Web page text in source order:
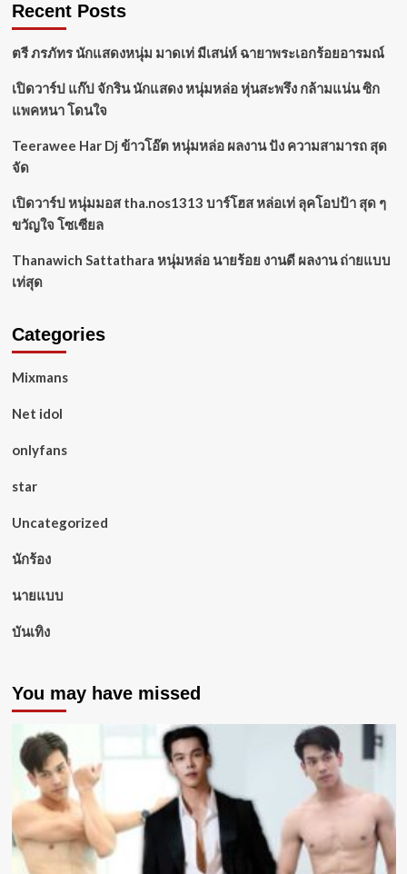
Recent Posts
ตรี ภรภัทร นักแสดงหนุ่ม มาดเท่ มีเสน่ห์ ฉายาพระเอกร้อยอารมณ์
เปิดวาร์ป แก๊ป จักริน นักแสดง หนุ่มหล่อ หุ่นสะพรึง กล้ามแน่น ซิก
แพคหนา โดนใจ
Teerawee Har Dj ข้าวโอ๊ต หนุ่มหล่อ ผลงาน ปัง ความสามารถ สุด
จัด
เปิดวาร์ป หนุ่มมอส tha.nos1313 บาร์โฮส หล่อเท่ ลุคโอปป้า สุด ๆ
ขวัญใจ โซเซียล
Thanawich Sattathara หนุ่มหล่อ นายร้อย งานดี ผลงาน ถ่ายแบบ
เท่สุด
Categories
Mixmans
Net idol
onlyfans
star
Uncategorized
นักร้อง
นายแบบ
บันเทิง
You may have missed